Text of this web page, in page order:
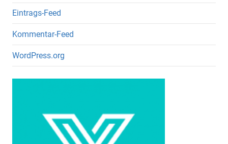
Eintrags-Feed
Kommentar-Feed
WordPress.org